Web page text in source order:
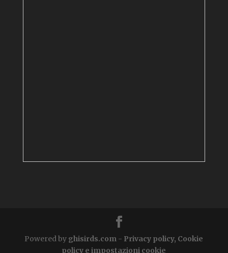
Powered by ghisirds.com - Privacy policy, Cookie
policy e impostazioni cookie